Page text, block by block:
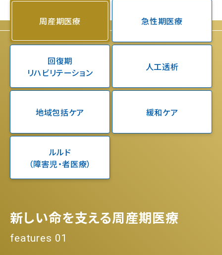
周産期医療 急性期医療
回復期
リハビリテーション
人工透析
地域包括ケア 緩和ケア
ルルド
（障害児・者医療）
新しい命を支える周産期医療
features 01